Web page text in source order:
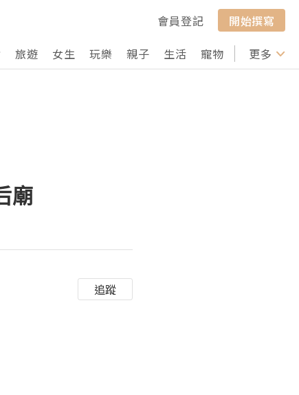
會員登記
開始撰寫
旅遊 女生 玩樂 親子 生活 寵物 行山 打卡
更多
廟
追蹤